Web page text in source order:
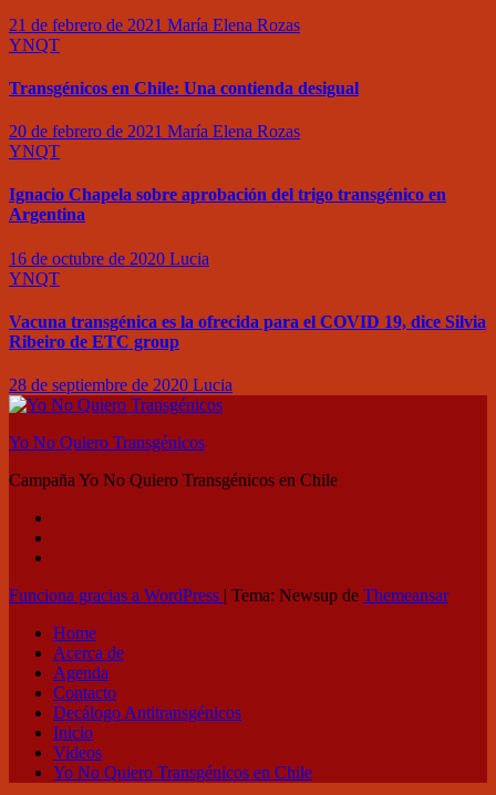
21 de febrero de 2021 María Elena Rozas
YNQT
Transgénicos en Chile: Una contienda desigual
20 de febrero de 2021 María Elena Rozas
YNQT
Ignacio Chapela sobre aprobación del trigo transgénico en
Argentina
16 de octubre de 2020 Lucia
YNQT
Vacuna transgénica es la ofrecida para el COVID 19, dice Silvia
Ribeiro de ETC group
28 de septiembre de 2020 Lucia
Yo No Quiero Transgénicos
Campaña Yo No Quiero Transgénicos en Chile
Funciona gracias a WordPress | Tema: Newsup de Themeansar
Home
Acerca de
Agenda
Contacto
Decálogo Antitransgénicos
Inicio
Videos
Yo No Quiero Transgénicos en Chile